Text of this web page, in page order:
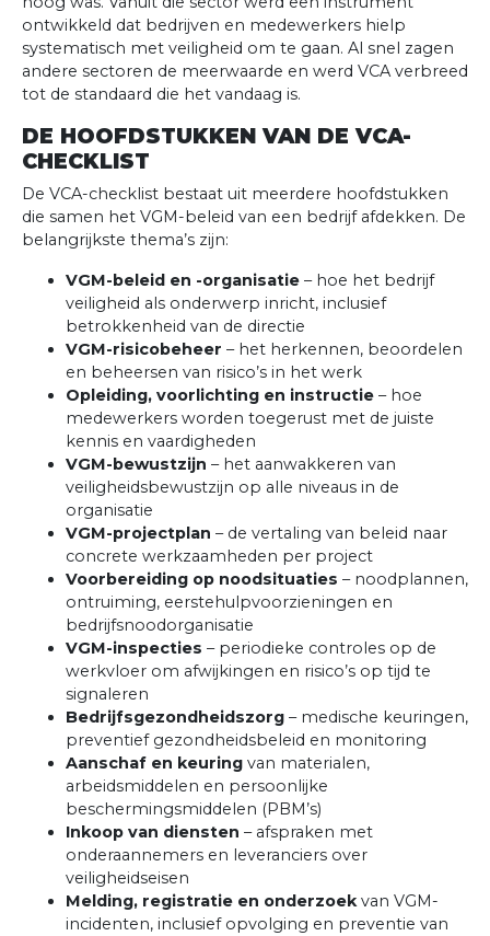
ontwikkeld dat bedrijven en medewerkers hielp
systematisch met veiligheid om te gaan. Al snel zagen
andere sectoren de meerwaarde en werd VCA verbreed
tot de standaard die het vandaag is.
DE HOOFDSTUKKEN VAN DE VCA-
CHECKLIST
De VCA-checklist bestaat uit meerdere hoofdstukken
die samen het VGM-beleid van een bedrijf afdekken. De
belangrijkste thema’s zijn:
VGM-beleid en -organisatie – hoe het bedrijf
veiligheid als onderwerp inricht, inclusief
betrokkenheid van de directie
VGM-risicobeheer – het herkennen, beoordelen
en beheersen van risico’s in het werk
Opleiding, voorlichting en instructie – hoe
medewerkers worden toegerust met de juiste
kennis en vaardigheden
VGM-bewustzijn – het aanwakkeren van
veiligheidsbewustzijn op alle niveaus in de
organisatie
VGM-projectplan – de vertaling van beleid naar
concrete werkzaamheden per project
Voorbereiding op noodsituaties – noodplannen,
ontruiming, eerstehulpvoorzieningen en
bedrijfsnoodorganisatie
VGM-inspecties – periodieke controles op de
werkvloer om afwijkingen en risico’s op tijd te
signaleren
Bedrijfsgezondheidszorg – medische keuringen,
preventief gezondheidsbeleid en monitoring
Aanschaf en keuring van materialen,
arbeidsmiddelen en persoonlijke
beschermingsmiddelen (PBM’s)
Inkoop van diensten – afspraken met
onderaannemers en leveranciers over
veiligheidseisen
Melding, registratie en onderzoekvan VGM-
incidenten, inclusief opvolging en preventie van